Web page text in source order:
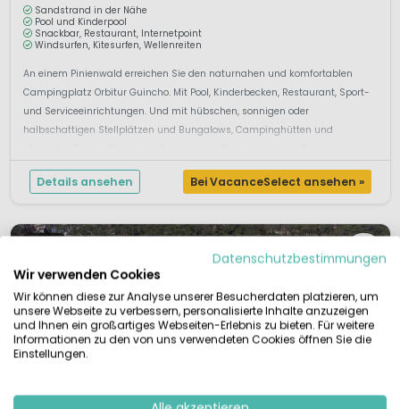
Sandstrand in der Nähe
Pool und Kinderpool
Snackbar, Restaurant, Internetpoint
Windsurfen, Kitesurfen, Wellenreiten
An einem Pinienwald erreichen Sie den naturnahen und komfortablen
Campingplatz Orbitur Guincho. Mit Pool, Kinderbecken, Restaurant, Sport-
und Serviceeinrichtungen. Und mit hübschen, sonnigen oder
halbschattigen Stellplätzen und Bungalows, Campinghütten und
LissabonDie Kinder tobe...
Details ansehen Bei VacanceSelect ansehen »
Datenschutzbestimmungen
Wir verwenden Cookies
Wir können diese zur Analyse unserer Besucherdaten platzieren, um
unsere Webseite zu verbessern, personalisierte Inhalte anzuzeigen
und Ihnen ein großartiges Webseiten-Erlebnis zu bieten. Für weitere
Informationen zu den von uns verwendeten Cookies öffnen Sie die
Einstellungen.